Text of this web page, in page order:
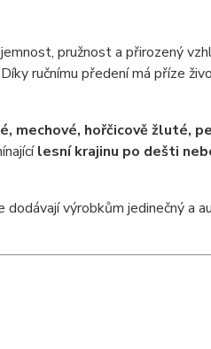
pružnost a přirozený
ručnímu předení má příze
mechové, hořčicově žluté,
lesní krajinu po dešti
výrobkům jedinečný a